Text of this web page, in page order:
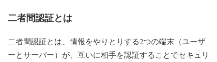
二者間認証とは
二者間認証とは、情報をやりとりする2つの端末（ユーザ
ーとサーバー）が、互いに相手を認証することでセキュリ